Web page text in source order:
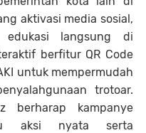
aktivasi media sosial,
langsung di
berfitur QR Code
untuk mempermudah
trotoar.
berharap kampanye
aksi nyata serta